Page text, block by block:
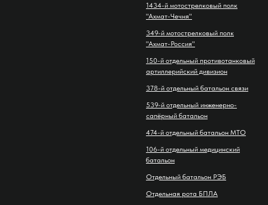
1434-й мотострелковый полк
"Ахмат-Чечня"
349-й мотострелковый полк
"Ахмат-Россия"
150-й отдельный противотанковый
артиллерийский дивизион
378-й отдельный батальон связи
539-й отдельный инженерно-
сапёрный батальон
474-й отдельный батальон МТО
106-й отдельный медицинский
батальон
Отдельный батальон РЭБ
Отдельная рота БПЛА